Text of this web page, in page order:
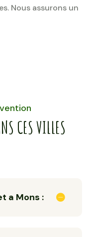
Nous assurons un
CES VILLES
a Mons :